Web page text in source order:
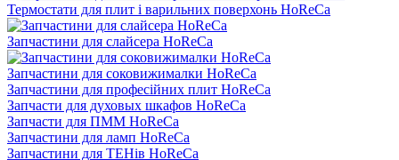
Термостати для плит і варильних поверхонь HoReCa
Запчастини для слайсера HoReCa
Запчастини для соковижималки HoReCa
Запчастини для професійних плит HoReCa
Запчасти для духовых шкафов HoReCa
Запчасти для ПММ HoReCa
Запчастини для ламп HoReCa
Запчастини для ТЕНів HoReCa